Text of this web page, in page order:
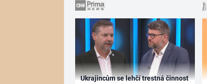
Ukrajincům se lehčí trestná činnost